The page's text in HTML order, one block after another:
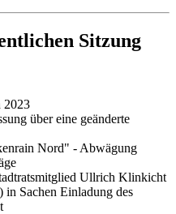
Sitzung
2023
über eine geänderte
Nord" - Abwägung
Ullrich Klinkicht
Sachen Einladung des